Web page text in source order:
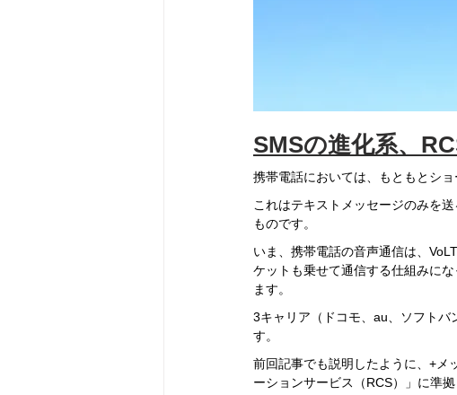
SMSの進化系、
携帯電話においては、もともとシ
これはテキストメッセージのみを
ものです。
いま、携帯電話の音声通信は、
ケットも乗せて通信する仕組みに
ます。
3キャリア（ドコモ、au、ソフト
す。
前回記事でも説明したように、+メ
ーションサービス（RCS）」に準